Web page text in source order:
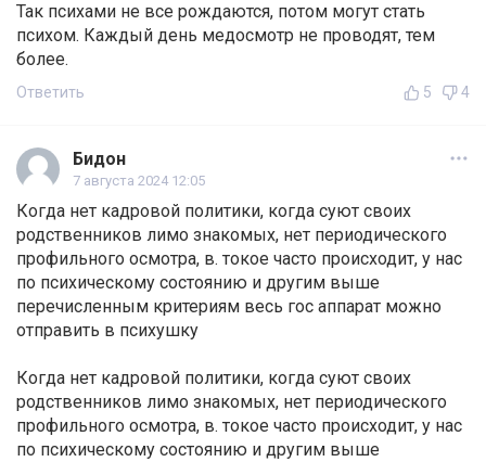
Так психами не все рождаются, потом могут стать
психом. Каждый день медосмотр не проводят, тем
более.
Ответить 5 4
Бидон
7 августа 2024 12:05
Когда нет кадровой политики, когда суют своих
родственников лимо знакомых, нет периодического
профильного осмотра, в. токое часто происходит, у нас
по психическому состоянию и другим выше
перечисленным критериям весь гос аппарат можно
отправить в психушку
Когда нет кадровой политики, когда суют своих
родственников лимо знакомых, нет периодического
профильного осмотра, в. токое часто происходит, у нас
по психическому состоянию и другим выше